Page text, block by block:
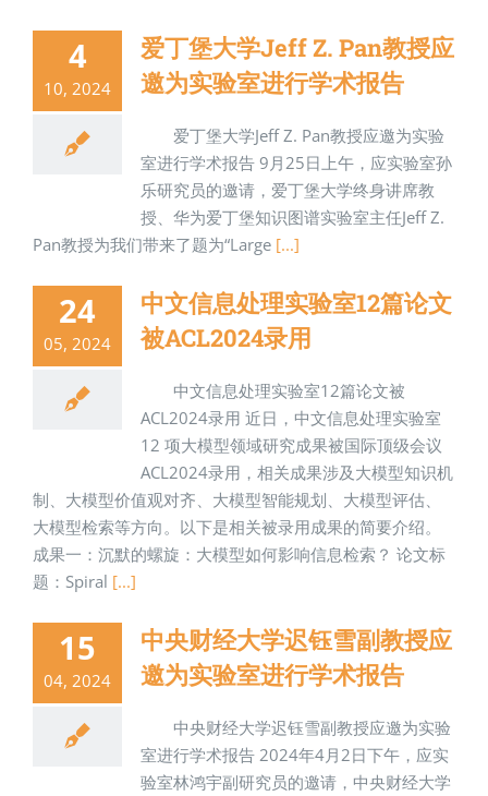
4
10, 2024
爱丁堡大学Jeff Z. Pan教授应
邀为实验室进行学术报告
爱丁堡大学Jeff Z. Pan教授应邀为实验
室进行学术报告 9月25日上午，应实验室孙
乐研究员的邀请，爱丁堡大学终身讲席教
授、华为爱丁堡知识图谱实验室主任Jeff Z.
Pan教授为我们带来了题为“Large [...]
24
05, 2024
中文信息处理实验室12篇论文
被ACL2024录用
中文信息处理实验室12篇论文被
ACL2024录用 近日，中文信息处理实验室
12 项大模型领域研究成果被国际顶级会议
ACL2024录用，相关成果涉及大模型知识机
制、大模型价值观对齐、大模型智能规划、大模型评估、
大模型检索等方向。以下是相关被录用成果的简要介绍。
成果一：沉默的螺旋：大模型如何影响信息检索？ 论文标
题：Spiral [...]
15
04, 2024
中央财经大学迟钰雪副教授应
邀为实验室进行学术报告
中央财经大学迟钰雪副教授应邀为实验
室进行学术报告 2024年4月2日下午，应实
验室林鸿宇副研究员的邀请，中央财经大学